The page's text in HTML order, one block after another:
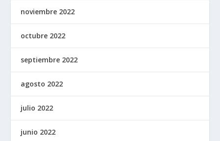
noviembre 2022
octubre 2022
septiembre 2022
agosto 2022
julio 2022
junio 2022